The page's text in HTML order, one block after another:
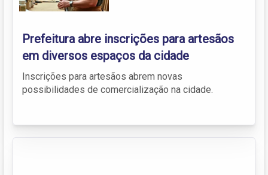
Prefeitura abre inscrições para artesãos
em diversos espaços da cidade
Inscrições para artesãos abrem novas
possibilidades de comercialização na cidade.